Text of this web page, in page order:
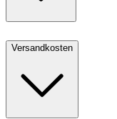
Versandkosten